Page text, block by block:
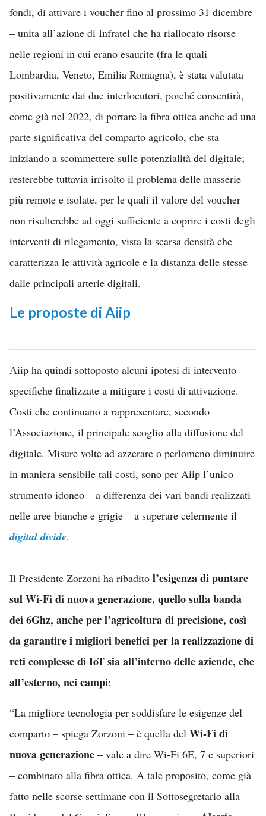
fondi, di attivare i voucher fino al prossimo 31 dicembre
– unita all’azione di Infratel che ha riallocato risorse
nelle regioni in cui erano esaurite (fra le quali
Lombardia, Veneto, Emilia Romagna), è stata valutata
positivamente dai due interlocutori, poiché consentirà,
come già nel 2022, di portare la fibra ottica anche ad una
parte significativa del comparto agricolo, che sta
iniziando a scommettere sulle potenzialità del digitale;
resterebbe tuttavia irrisolto il problema delle masserie
più remote e isolate, per le quali il valore del voucher
non risulterebbe ad oggi sufficiente a coprire i costi degli
interventi di rilegamento, vista la scarsa densità che
caratterizza le attività agricole e la distanza delle stesse
dalle principali arterie digitali.
Le proposte di Aiip
Aiip ha quindi sottoposto alcuni ipotesi di intervento
specifiche finalizzate a mitigare i costi di attivazione.
Costi che continuano a rappresentare, secondo
l’Associazione, il principale scoglio alla diffusione del
digitale. Misure volte ad azzerare o perlomeno diminuire
in maniera sensibile tali costi, sono per Aiip l’unico
strumento idoneo – a differenza dei vari bandi realizzati
nelle aree bianche e grigie – a superare celermente il
digital divide.
Il Presidente Zorzoni ha ribadito l’esigenza di puntare
sul Wi-Fi di nuova generazione, quello sulla banda
dei 6Ghz, anche per l’agricoltura di precisione, così
da garantire i migliori benefici per la realizzazione di
reti complesse di IoT sia all’interno delle aziende, che
all’esterno, nei campi:
“La migliore tecnologia per soddisfare le esigenze del
comparto– spiega Zorzoni – è quella del Wi-Fi di
nuova generazione– vale a dire Wi-Fi 6E, 7 e superiori
– combinato alla fibra ottica. A tale proposito, come già
fatto nelle scorse settimane con il Sottosegretario alla